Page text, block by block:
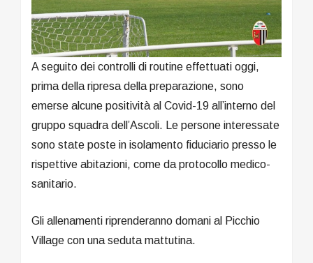
A seguito dei controlli di routine effettuati oggi,
prima della ripresa della preparazione, sono
emerse alcune positività al Covid-19 all’interno del
gruppo squadra dell’Ascoli. Le persone interessate
sono state poste in isolamento fiduciario presso le
rispettive abitazioni, come da protocollo medico-
sanitario.
Gli allenamenti riprenderanno domani al Picchio
Village con una seduta mattutina.